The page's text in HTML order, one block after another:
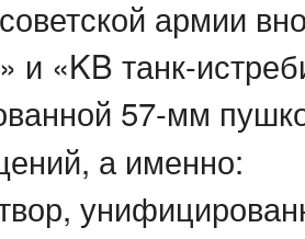
армии
и «KB танк-
57-мм
а именно: